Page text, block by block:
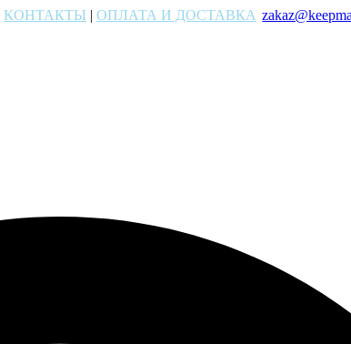
КОНТАКТЫ | ОПЛАТА И ДОСТАВКА